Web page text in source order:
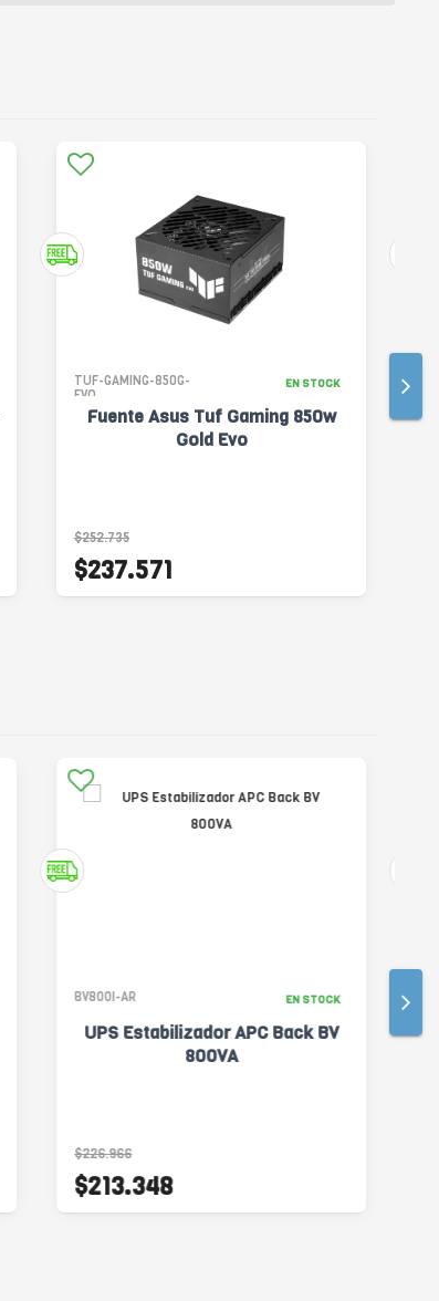
TUF-GAMING-850G-
EVO
EN STOCK
Fuente Asus Tuf Gaming 850w
Gold Evo
$252.735
$237.571
BV800I-AR EN STOCK
UPS Estabilizador APC Back BV
800VA
$226.966
$213.348